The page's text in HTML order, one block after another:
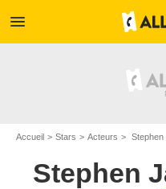
menu
Accueil Stars Acteurs
Stephen